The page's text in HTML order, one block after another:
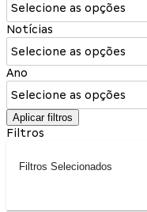
Selecione as opções
Notícias
Selecione as opções
Ano
Selecione as opções
Aplicar filtros
Filtros
Filtros Selecionados